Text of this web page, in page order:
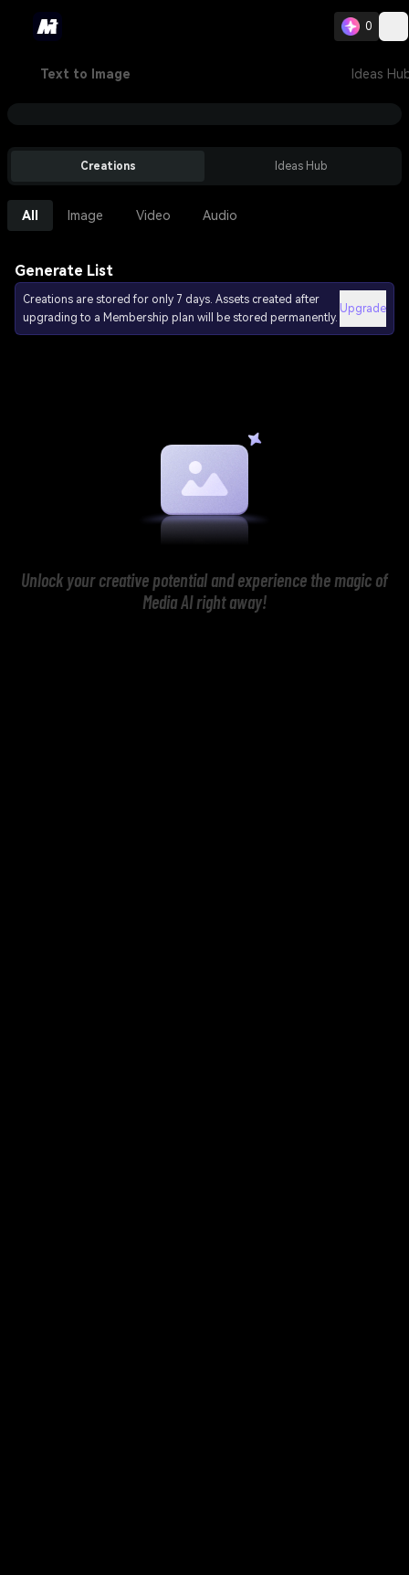
0
Text to Image Ideas
Creations Ideas Hub
All Image Video Audio
Generate List
Creations are stored for only 7 days. Assets created after
upgrading to a Membership plan will be stored permanently.
Upgrade
Unlock your creative potential and experience the magic of
Media AI right away!